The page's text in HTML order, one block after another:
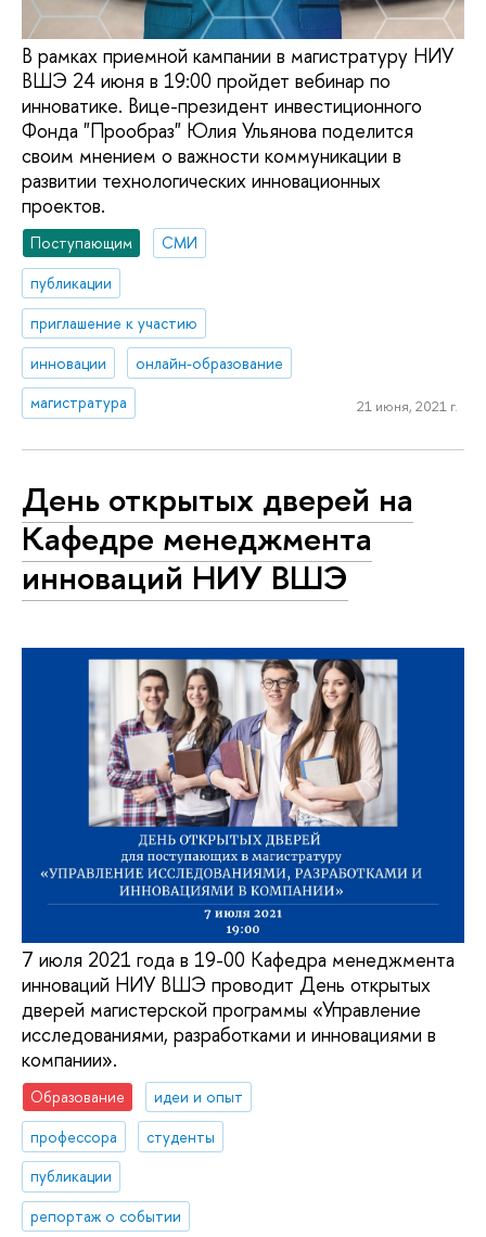
В рамках приемной кампании в магистратуру НИУ
ВШЭ 24 июня в 19:00 пройдет вебинар по
инноватике. Вице-президент инвестиционного
Фонда "Прообраз" Юлия Ульянова поделится
своим мнением о важности коммуникации в
развитии технологических инновационных
проектов.
Поступающим
СМИ
публикации
приглашение к участию
инновации
онлайн-образование
магистратура
21 июня, 2021 г.
День открытых дверей на
Кафедре менеджмента
инноваций НИУ ВШЭ
7 июля 2021 года в 19-00 Кафедра менеджмента
инноваций НИУ ВШЭ проводит День открытых
дверей магистерской программы «Управление
исследованиями, разработками и инновациями в
компании».
Образование
идеи и опыт
профессора
студенты
публикации
репортаж о событии